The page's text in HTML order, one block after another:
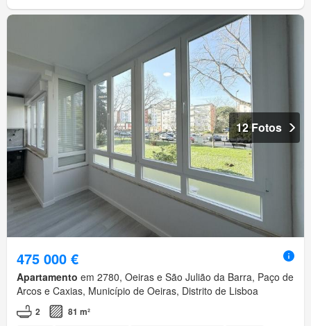
12 Fotos
475 000 €
Apartamento em 2780, Oeiras e São Julião da Barra, Paço de
Arcos e Caxias, Município de Oeiras, Distrito de Lisboa
2 81 m²